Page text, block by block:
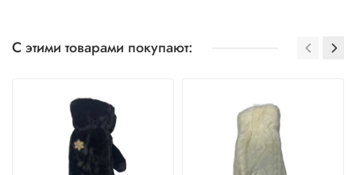
С этими товарами покупают: